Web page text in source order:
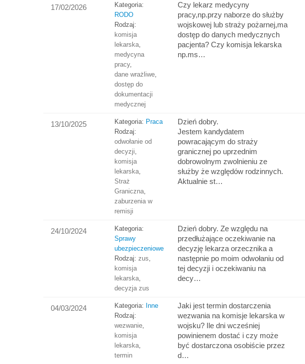
17/02/2026
Kategoria:
RODO
Rodzaj:
komisja
lekarska,
medycyna
pracy,
dane wrażliwe,
dostęp do
dokumentacji
medycznej
Czy lekarz medycyny
pracy,np.przy naborze do służby
wojskowej lub straży pożarnej,ma
dostęp do danych medycznych
pacjenta? Czy komisja lekarska
np.ms…
13/10/2025 Kategoria: Praca
Rodzaj:
odwołanie od
decyzji,
komisja
lekarska,
Straż
Graniczna,
zaburzenia w
remisji
Dzień dobry.
Jestem kandydatem
powracającym do straży
granicznej po uprzednim
dobrowolnym zwolnieniu ze
służby że względów rodzinnych.
Aktualnie st…
24/10/2024
Kategoria:
Sprawy
ubezpieczeniowe
Rodzaj: zus,
komisja
lekarska,
decyzja zus
Dzień dobry. Ze względu na
przedłużające oczekiwanie na
decyzję lekarza orzecznika a
następnie po moim odwołaniu od
tej decyzji i oczekiwaniu na
decy…
04/03/2024 Kategoria: Inne
Rodzaj:
wezwanie,
komisja
lekarska,
termin
Jaki jest termin dostarczenia
wezwania na komisje lekarska w
wojsku? Ile dni wcześniej
powinienem dostać i czy może
być dostarczona osobiście przez
d…